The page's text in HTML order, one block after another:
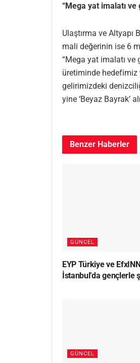
“Mega yat imalatı
Ulaştırma ve Altyapı
mali değerinin ise 6
“Mega yat imalatı
üretiminde hedefimiz
gelirimizdeki
yine ‘Beyaz Bayrak’
Benzer Haberler
GÜNCEL
EYP Türkiye ve
İstanbul’da gençlerle
GÜNCEL